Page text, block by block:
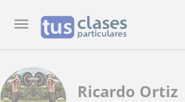
Ricardo Ortiz